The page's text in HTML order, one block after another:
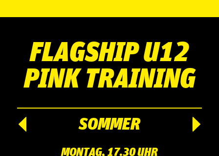
FLAGSHIP U12
PINK TRAINING
SOMMER
MONTAG, 17.30 UHR